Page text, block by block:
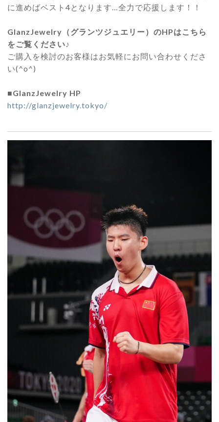
に進めばベスト4となります…全力で応援します！！
GlanzJewelry（グランツジュエリー）のHPはこちら
をご覧ください♪
ご購入を検討のお客様はお気軽にお問い合わせくださ
い(^o^)
■GlanzJewelry HP
http://glanzjewelry.tokyo/